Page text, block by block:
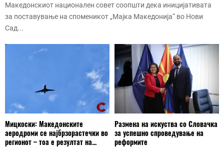
Македонскиот национален совет соопшти дека иницијативата
за поставување на споменикот „Мајка Македонија“ во Нови
Сад...
Мицкоски: Македонските
аеродроми се најбрзорастечки во
регионот – тоа е резултат на...
Размена на искуства со Словачка
за успешно спроведување на
реформите